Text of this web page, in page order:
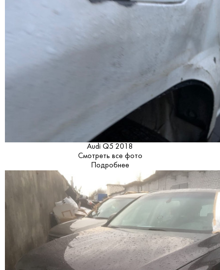
Audi Q5 2018
Смотреть все фото
Подробнее